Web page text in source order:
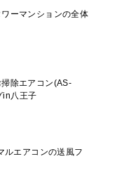
ワーマンションの全体
掃除エアコン(AS-
in八王子
ルエアコンの送風フ